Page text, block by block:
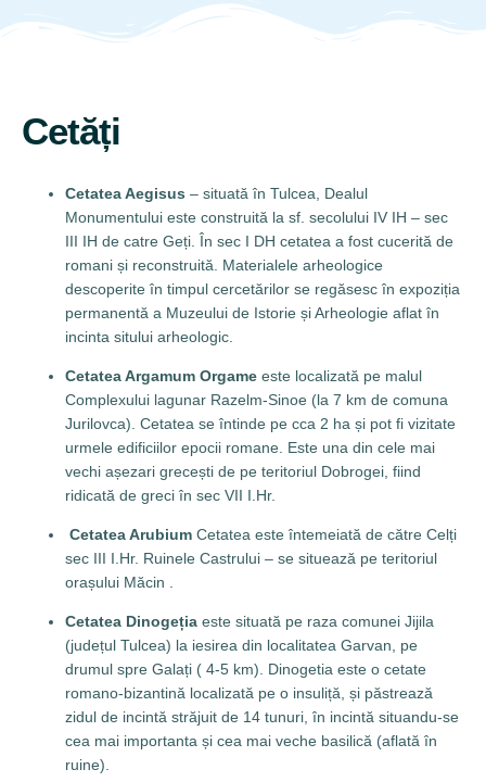
Cetăți
Cetatea Aegisus – situată în Tulcea, Dealul
Monumentului este construită la sf. secolului IV IH – sec
III IH de catre Geți. În sec I DH cetatea a fost cucerită de
romani și reconstruită. Materialele arheologice
descoperite în timpul cercetărilor se regăsesc în expoziția
permanentă a Muzeului de Istorie și Arheologie aflat în
incinta sitului arheologic.
Cetatea Argamum Orgame este localizată pe malul
Complexului lagunar Razelm-Sinoe (la 7 km de comuna
Jurilovca). Cetatea se întinde pe cca 2 ha și pot fi vizitate
urmele edificiilor epocii romane. Este una din cele mai
vechi așezari grecești de pe teritoriul Dobrogei, fiind
ridicată de greci în sec VII I.Hr.
Cetatea Arubium Cetatea este întemeiată de către Celți
sec III I.Hr. Ruinele Castrului – se situează pe teritoriul
orașului Măcin .
Cetatea Dinogeția este situată pe raza comunei Jijila
(județul Tulcea) la iesirea din localitatea Garvan, pe
drumul spre Galați ( 4-5 km). Dinogetia este o cetate
romano-bizantină localizată pe o insuliță, și păstrează
zidul de incintă străjuit de 14 tunuri, în incintă situandu-se
cea mai importanta și cea mai veche basilică (aflată în
ruine).